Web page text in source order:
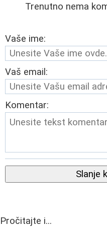
Trenutno nema
Vaše ime:
Vaš email:
Komentar:
Slanje
Pročitajte i...